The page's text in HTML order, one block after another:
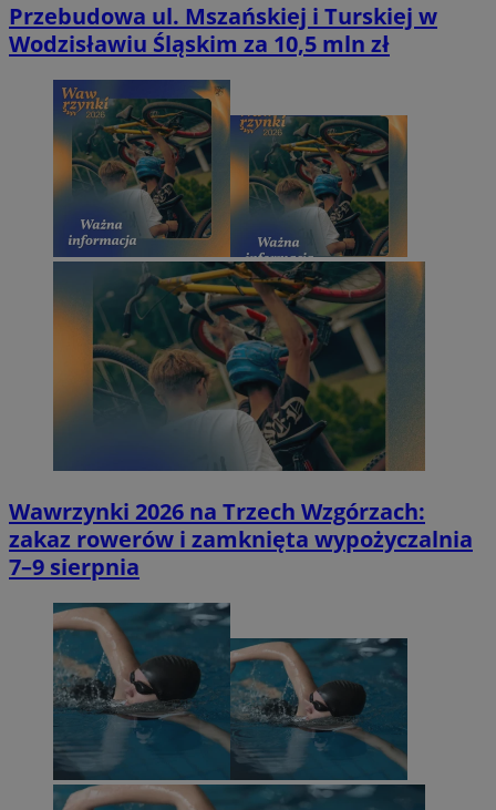
Przebudowa ul. Mszańskiej i Turskiej w
Wodzisławiu Śląskim za 10,5 mln zł
Wawrzynki 2026 na Trzech Wzgórzach:
zakaz rowerów i zamknięta wypożyczalnia
7–9 sierpnia